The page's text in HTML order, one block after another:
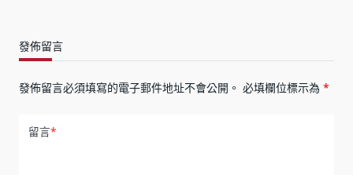
發佈留言
發佈留言必須填寫的電子郵件地址不會公開。 必填欄位標示為 *
留言*